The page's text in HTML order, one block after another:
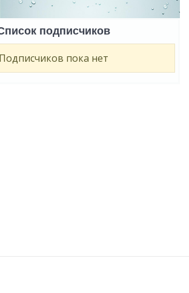
подписчиков
Подписчиков пока нет